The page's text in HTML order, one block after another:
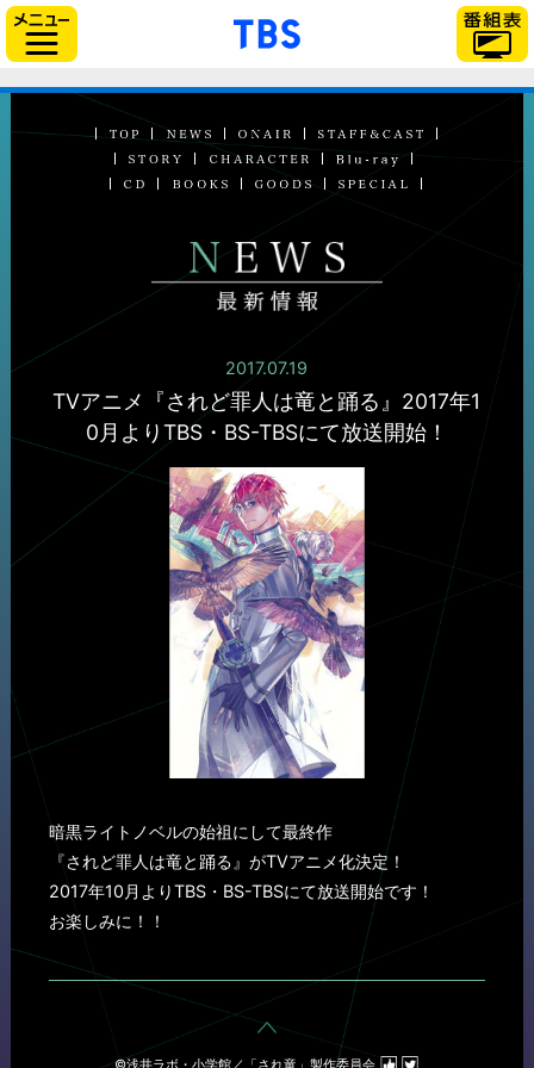
「TBSテレビ」トップ
2017.07.19
TVアニメ『されど罪人は竜と踊る』 2017年1
0月よりTBS・BS-TBSにて放送開始！
暗黒ライトノベルの始祖にして最終作
『されど罪人は竜と踊る』がTVアニメ化決定！
2017年10月よりTBS・BS-TBSにて放送開始です！
お楽しみに！！
▲
©浅井ラボ・小学館／「され竜」製作委員会